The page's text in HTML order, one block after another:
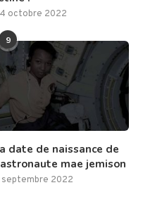
octobre 2022
9
date de naissance de
mae jemison
septembre 2022